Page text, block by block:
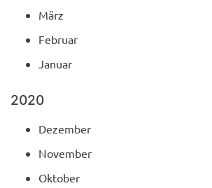
März
Februar
Januar
2020
Dezember
November
Oktober